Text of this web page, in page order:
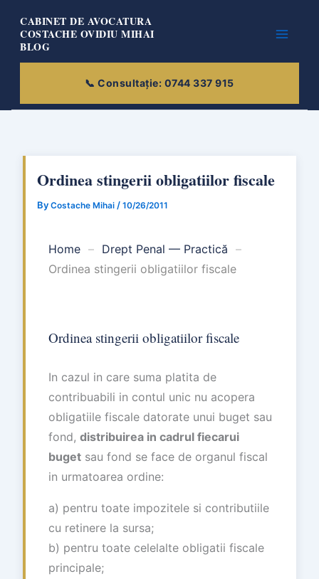
content
CABINET DE AVOCATURA
COSTACHE OVIDIU MIHAI
BLOG
Ordinea stingerii obligatiilor fiscale
By Costache Mihai / 10/26/2011
Home – Drept Penal — Practică –
Ordinea stingerii obligatiilor fiscale
Ordinea stingerii obligatiilor fiscale
In cazul in care suma platita de
contribuabili in contul unic nu acopera
obligatiile fiscale datorate unui buget sau
fond, distribuirea in cadrul fiecarui
buget sau fond se face de organul fiscal
in urmatoarea ordine:
a) pentru toate impozitele si contributiile
cu retinere la sursa;
b) pentru toate celelalte obligatii fiscale
principale;